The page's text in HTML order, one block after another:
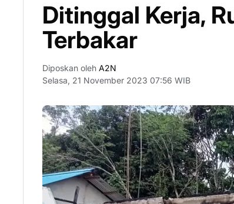
Ditinggal Kerja,
Terbakar
Diposkan oleh A2N
Selasa, 21 November 2023 07:56 WIB